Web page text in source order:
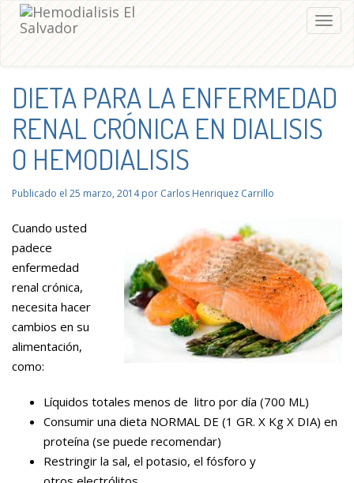
DIETA PARA LA ENFERMEDAD
RENAL CRÓNICA EN DIALISIS
O HEMODIALISIS
Publicado el 25 marzo, 2014por Carlos Henriquez Carrillo
Cuando usted
padece
enfermedad
renal crónica,
necesita hacer
cambios en su
alimentación,
como:
Líquidos totales menos de litro por día (700 ML)
Consumir una dieta NORMAL DE (1 GR. X Kg X DIA) en
proteína (se puede recomendar)
Restringir la sal, el potasio, el fósforo y